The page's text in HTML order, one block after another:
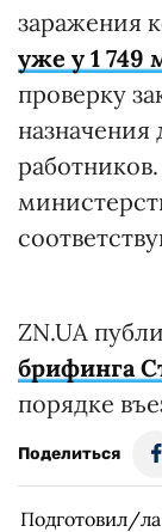
заражения
уже у 1 749
проверку
ZN.UA
брифинга
порядке
Поделиться
Подготовил/